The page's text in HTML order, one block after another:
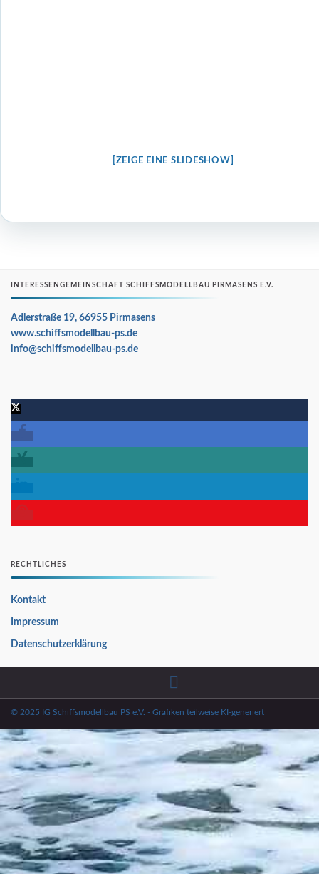
[ZEIGE EINE SLIDESHOW]
INTERESSENGEMEINSCHAFT SCHIFFSMODELLBAU PIRMASENS E.V.
Adlerstraße 19, 66955 Pirmasens
www.schiffsmodellbau-ps.de
info@schiffsmodellbau-ps.de
RECHTLICHES
Kontakt
Impressum
Datenschutzerklärung
© 2025 IG Schiffsmodellbau PS e.V. - Grafiken teilweise KI-generiert